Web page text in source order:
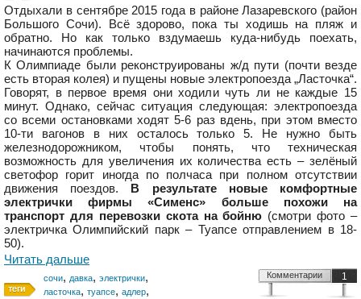
Отдыхали в сентябре 2015 года в районе Лазаревского (район
Большого Сочи). Всё здорово, пока ты ходишь на пляж и
обратно. Но как только вздумаешь куда-нибудь поехать,
начинаются проблемы.
К Олимпиаде были реконструированы ж/д пути (почти везде
есть вторая колея) и пущены новые электропоезда „Ласточка“.
Говорят, в первое время они ходили чуть ли не каждые 15
минут. Однако, сейчас ситуация следующая: электропоезда
со всеми остановками ходят 5-6 раз вдень, при этом вместо
10-ти вагонов в них осталось только 5. Не нужно быть
железнодорожником, чтобы понять, что техническая
возможность для увеличения их количества есть – зелёный
светофор горит иногда по полчаса при полном отсутствии
движения поездов. В результате новые комфортные
электрички фирмы «Сименс» больше похожи на
транспорт для перевозки скота на бойню (смотри фото –
электричка Олимпийский парк – Туапсе отправлением в 18-
50).
Читать дальше
сочи, давка, электрички,
ласточка, туапсе, адлер,
1
Комментарии